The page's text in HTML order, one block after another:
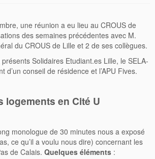
une réunion a eu lieu au CROUS de
des semaines précédentes avec M.
du CROUS de Lille et 2 de ses collègues.
Solidaires Etudiant.es Lille, le SELA-
d’un conseil de résidence et l’APU Fives.
logements en Cité U
monologue de 30 minutes nous a exposé
ce qu’il a voulu nous dire) concernant les
de Calais. Quelques éléments :